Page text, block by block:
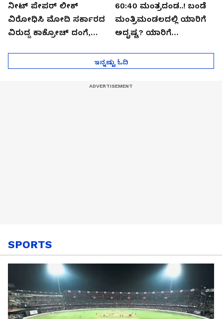
ನೀಟ್ ಪೇಪರ್ ಲೀಕ್
ವಿರೋಧಿಸಿ ಮೋದಿ ಸರ್ಕಾರದ
ವಿರುದ್ದ ಕಾಕ್ರೋಚ್ ದಂಗೆ,
60:40 ಮಂತ್ರದಂಡ..! ಬಂಡೆ
ಮಂತ್ರಿಮಂಡಲದಲ್ಲಿ ಯಾರಿಗೆ
ಅದೃಷ್ಟ? ಯಾರಿಗೆ
ಇನ್ನಷ್ಟು ಓದಿ
SPORTS